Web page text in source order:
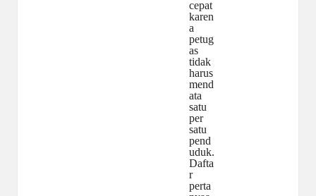
cepat
karen
a
petug
as
tidak
harus
mend
ata
satu
per
satu
pend
uduk.
Dafta
r
perta